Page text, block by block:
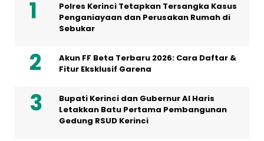
Polres Kerinci Tetapkan Tersangka Kasus
Penganiayaan dan Perusakan Rumah di
Sebukar
Akun FF Beta Terbaru 2026: Cara Daftar &
Fitur Eksklusif Garena
Bupati Kerinci dan Gubernur Al Haris
Letakkan Batu Pertama Pembangunan
Gedung RSUD Kerinci